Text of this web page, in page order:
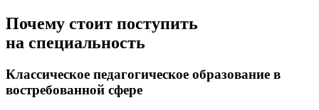
Почему стоит поступить
на специальность
Классическое педагогическое образование в
востребованной сфере